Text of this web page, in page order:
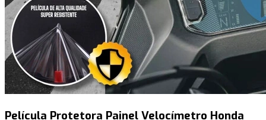
Película Protetora Painel Velocímetro Honda